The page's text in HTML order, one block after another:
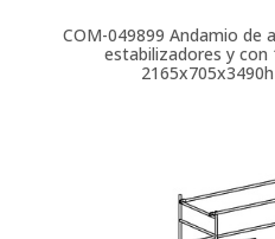
COM-049899 Andamio de
estabilizadores y